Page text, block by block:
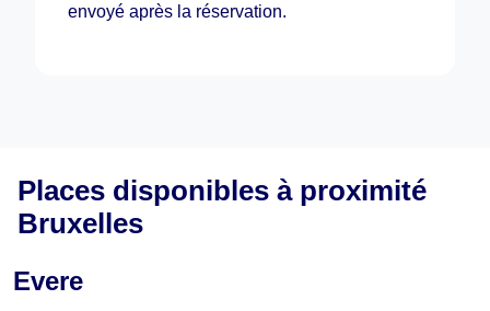
envoyé après la réservation.
Places disponibles à proximité
Bruxelles
Evere